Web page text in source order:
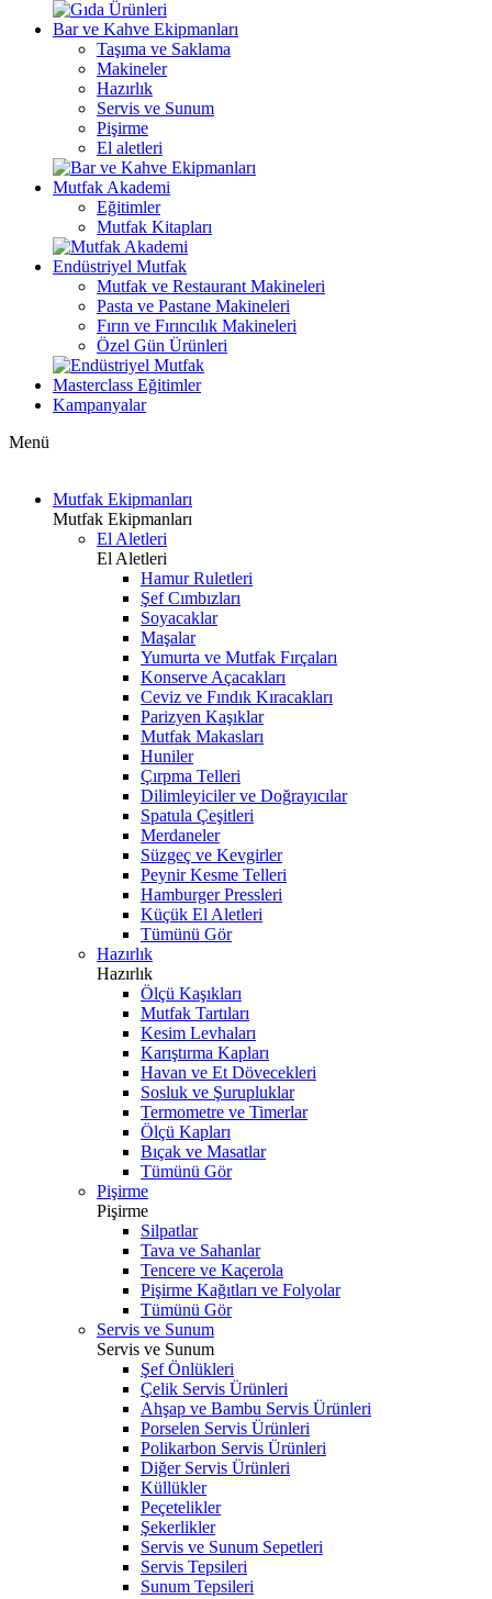
Bar ve Kahve Ekipmanları
Taşıma ve Saklama
Makineler
Hazırlık
Servis ve Sunum
Pişirme
El aletleri
Mutfak Akademi
Eğitimler
Mutfak Kitapları
Endüstriyel Mutfak
Mutfak ve Restaurant Makineleri
Pasta ve Pastane Makineleri
Fırın ve Fırıncılık Makineleri
Özel Gün Ürünleri
Masterclass Eğitimler
Kampanyalar
Menü
Mutfak Ekipmanları
Mutfak Ekipmanları
El Aletleri
El Aletleri
Hamur Ruletleri
Şef Cımbızları
Soyacaklar
Maşalar
Yumurta ve Mutfak Fırçaları
Konserve Açacakları
Ceviz ve Fındık Kıracakları
Parizyen Kaşıklar
Mutfak Makasları
Huniler
Çırpma Telleri
Dilimleyiciler ve Doğrayıcılar
Spatula Çeşitleri
Merdaneler
Süzgeç ve Kevgirler
Peynir Kesme Telleri
Hamburger Pressleri
Küçük El Aletleri
Tümünü Gör
Hazırlık
Hazırlık
Ölçü Kaşıkları
Mutfak Tartıları
Kesim Levhaları
Karıştırma Kapları
Havan ve Et Dövecekleri
Sosluk ve Şurupluklar
Termometre ve Timerlar
Ölçü Kapları
Bıçak ve Masatlar
Tümünü Gör
Pişirme
Pişirme
Silpatlar
Tava ve Sahanlar
Tencere ve Kaçerola
Pişirme Kağıtları ve Folyolar
Tümünü Gör
Servis ve Sunum
Servis ve Sunum
Şef Önlükleri
Çelik Servis Ürünleri
Ahşap ve Bambu Servis Ürünleri
Porselen Servis Ürünleri
Polikarbon Servis Ürünleri
Diğer Servis Ürünleri
Küllükler
Peçetelikler
Şekerlikler
Servis ve Sunum Sepetleri
Servis Tepsileri
Sunum Tepsileri